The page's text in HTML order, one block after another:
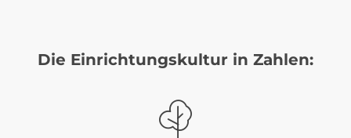
Die Einrichtungskultur in Zahlen: